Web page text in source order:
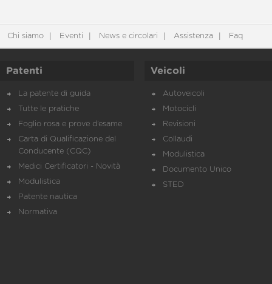
Chi siamo Eventi News e circolari Assistenza Faq
Patenti
La patente di guida
Tutte le pratiche
Foglio rosa e prove d’esame
Carta di Qualificazione del
Conducente (CQC)
Medici Certificatori - Novità
Modulistica
Patente nautica
Normativa
Veicoli
Autoveicoli
Motocicli
Revisioni
Collaudi
Modulistica
Documento Unico
STED